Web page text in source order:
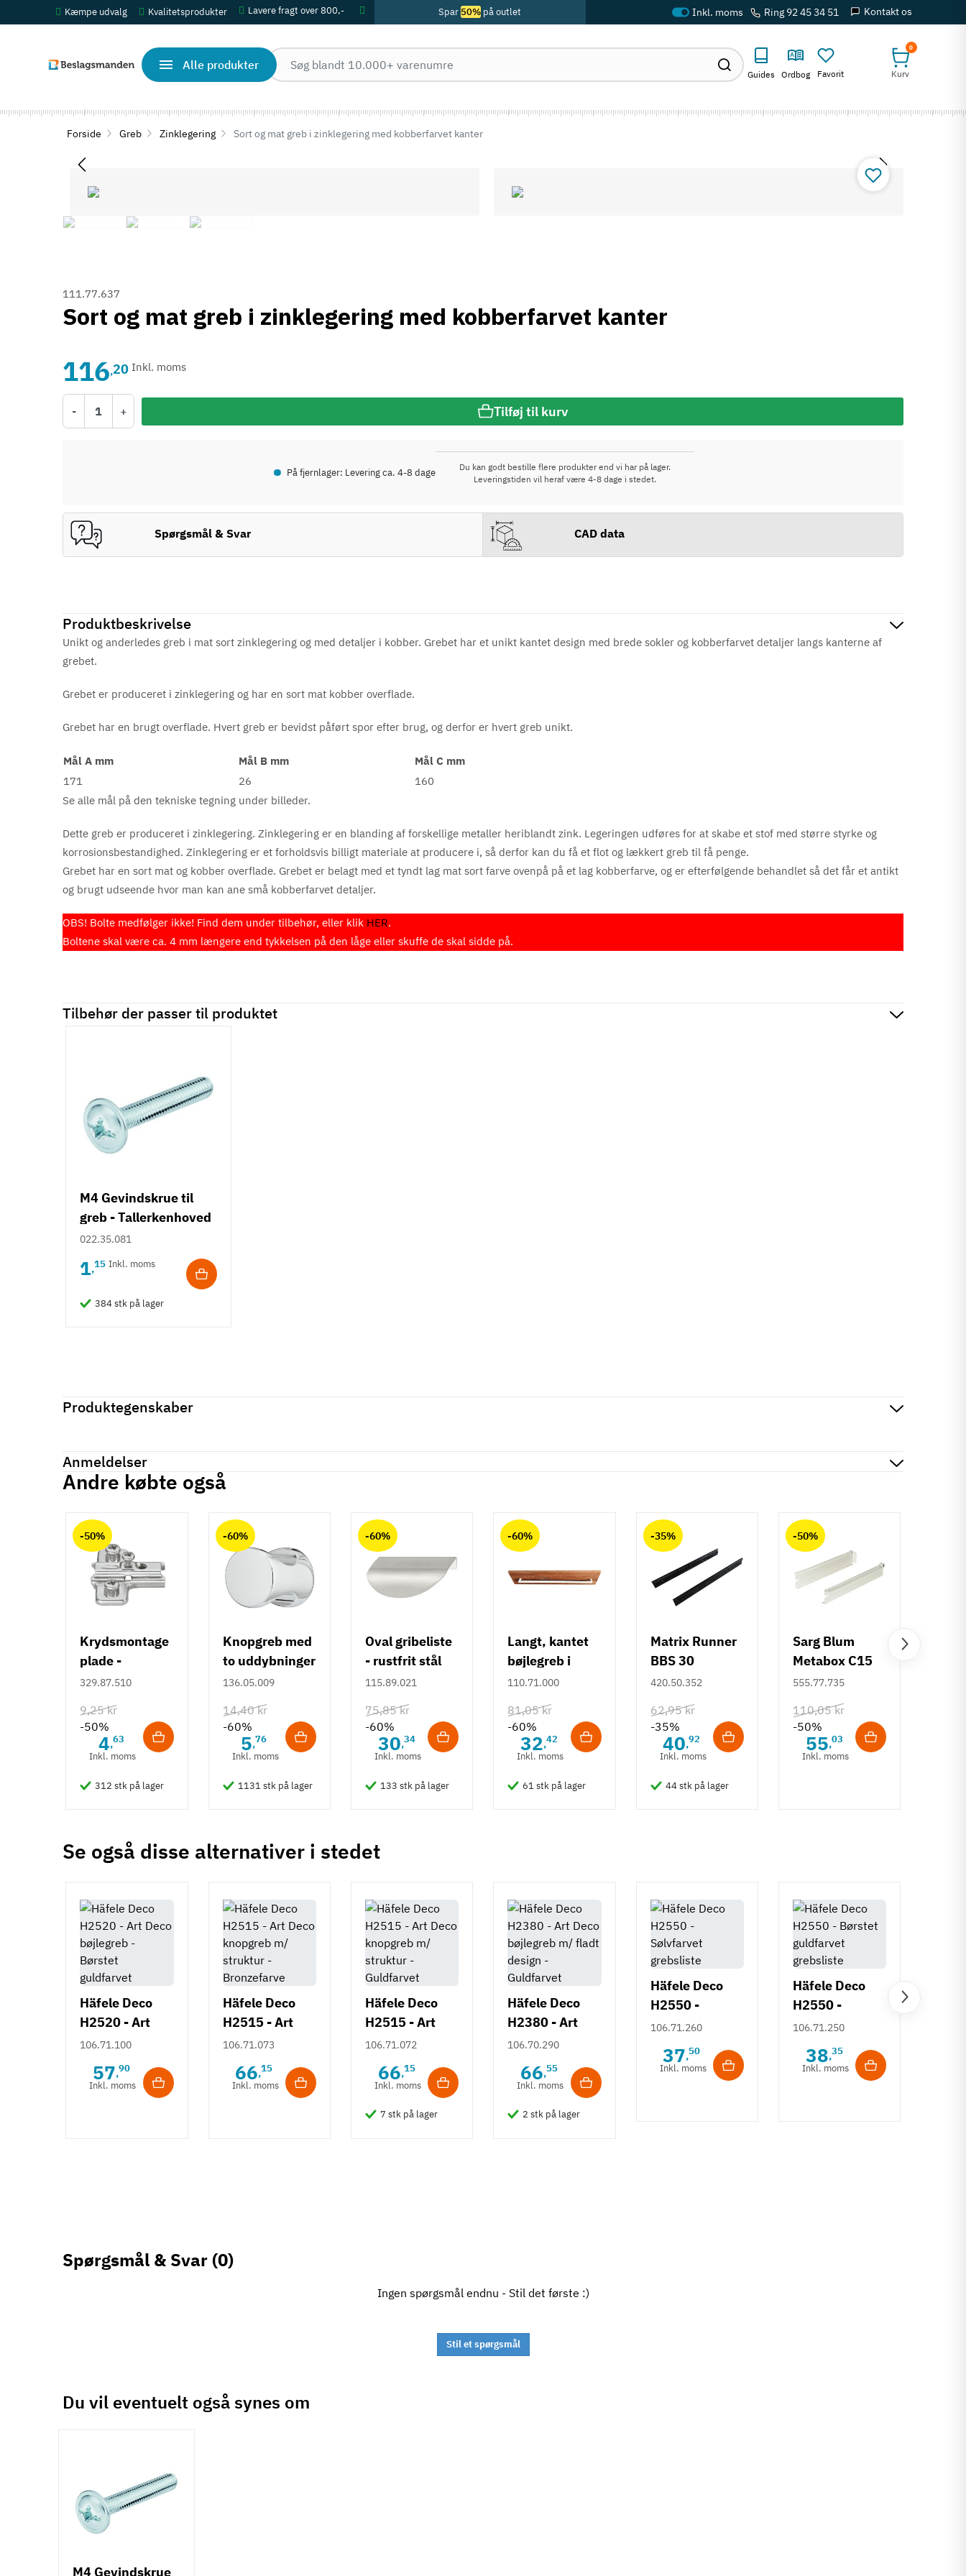
Kæmpe udvalg Kvalitetsprodukter Lavere fragt over 800,- Spar 50% på outlet Ring 92 45 34 51 Kontakt os
Alle produkter
Guides Ordbog Favorit
0
Kurv
Forside Greb Zinklegering Sort og mat greb i zinklegering med kobberfarvet kanter
Produktbeskrivelse
Unikt og anderledes greb i mat sort zinklegering og med detaljer i kobber. Grebet har et unikt kantet design med brede sokler og kobberfarvet detaljer langs kanterne af
grebet.
Grebet er produceret i zinklegering og har en sort mat kobber overflade.
Grebet har en brugt overflade. Hvert greb er bevidst påført spor efter brug, og derfor er hvert greb unikt.
Mål A mm Mål B mm
Mål C mm
171
26
160
Se alle mål på den tekniske tegning under billeder.
Dette greb er produceret i zinklegering. Zinklegering er en blanding af forskellige metaller heriblandt zink. Legeringen udføres for at skabe et stof med større styrke og
korrosionsbestandighed. Zinklegering er et forholdsvis billigt materiale at producere i, så derfor kan du få et flot og lækkert greb til få penge.
Grebet har en sort mat og kobber overflade. Grebet er belagt med et tyndt lag mat sort farve ovenpå på et lag kobberfarve, oger efterfølgende behandlet så det får et antikt
og brugt udseende hvor man kan ane små kobberfarvet detaljer.
OBS! Bolte medfølger ikke! Find dem under tilbehør, eller klik HER.
Boltene skal være ca. 4 mm længere end tykkelsen på den låge eller skuffe de skal sidde på.
Tilbehør der passer til produktet
M4 Gevindskrue til
greb - Tallerkenhoved
- Krydskærv
022.35.081
1,15 Inkl. moms
384 stk på lager
Produktegenskaber
Produktinformation
Zinklegering
Overflade
Hulafstand
160 mm
Kobber
Montering
Type
Bøjlegreb
Anmeldelser
111.77.637
Sort og mat greb i zinklegering med kobberfarvet kanter
116,20 Inkl. moms
- + Tilføj til kurv
• På fjernlager: Levering ca. 4-8 dage
Du kan godt bestille flere produkter end vi har på lager.
Leveringstiden vil heraf være 4-8 dage i stedet.
Spørgsmål & Svar CAD data
Andre købte også
-50%
Krydsmontage
plade -
Duomatic SL -
329.87.510
9,25 kr
-50%
4,63
Inkl. moms
312 stk på lager
-60%
Knopgreb med
to uddybninger
- rustfrit stål
136.05.009
14,40 kr
-60%
5,76
Inkl. moms
1131 stk på lager
-60%
Oval gribeliste
- rustfrit stål
115.89.021
75,85 kr
-60%
30,34
Inkl. moms
133 stk på lager
-60%
Langt, kantet
bøjlegreb i
rustfrit stål m/
- 490 mm
110.71.000
81,05 kr
-60%
32,42
Inkl. moms
61 stk på lager
-35%
Matrix Runner
BBS 30
kugleudtræk -
420.50.352
62,95 kr
-35%
40,92
Inkl. moms
44 stk på lager
-50%
Sarg Blum
Metabox C15
320 M - højde
555.77.735
110,05 kr
-50%
55,03
Inkl. moms
Se også disse alternativer i stedet
Häfele Deco
H2520 - Art
Deco bøjlegreb
- Børstet
guldfarvet
106.71.100
57,90
Inkl. moms
Häfele Deco
H2515 - Art
Deco knopgreb
m/ struktur -
Bronzefarve
106.71.073
66,15
Inkl. moms
Häfele Deco
H2515 - Art
Deco knopgreb
m/ struktur -
Guldfarvet
106.71.072
66,15
Inkl. moms
7 stk på lager
Häfele Deco
H2380 - Art
Deco bøjlegreb
m/ fladt design
- Guldfarvet
106.70.290
66,55
Inkl. moms
2 stk på lager
Häfele Deco
H2550 -
Sølvfarvet
grebsliste
106.71.260
37,50
Inkl. moms
Häfele Deco
H2550 -
Børstet
guldfarvet
grebsliste
106.71.250
38,35
Inkl. moms
Spørgsmål & Svar(0)
Ingen spørgsmål endnu - Stil det første :)
Stil et spørgsmål
Du vil eventuelt også synes om
M4 Gevindskrue